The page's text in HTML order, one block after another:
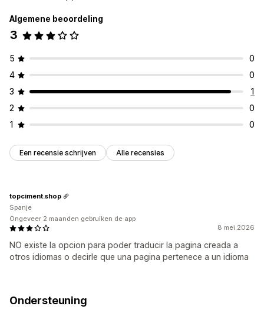
Algemene beoordeling
3
5
0
4
0
3
1
2
0
1
0
Een recensie schrijven Alle recensies
8 mei 2026
NO existe la opcion para poder traducir la pagina creada a
otros idiomas o decirle que una pagina pertenece a un idioma
topciment.shop
Spanje
Ongeveer 2 maanden gebruiken de app
Ondersteuning